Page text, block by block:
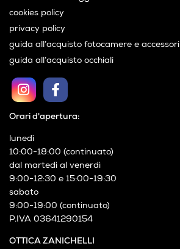
OTTICA ZANICHELLI
Orari d'apertura:
lunedì
10:00-18:00 (continuato)
dal martedì al venerdì
9:00-12:30 e 15:00-19:30
sabato
9:00-19:00 (continuato)
P.IVA 03641290154
cookies policy
privacy policy
guida all’acquisto fotocamere e accessori
guida all’acquisto occhiali